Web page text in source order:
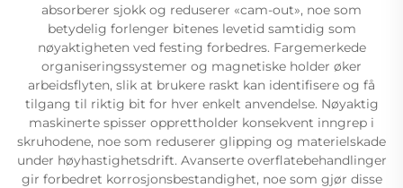
absorberer sjokk og reduserer «cam-out», noe som
betydelig forlenger bitenes levetid samtidig som
nøyaktigheten ved festing forbedres. Fargemerkede
organiseringssystemer og magnetiske holder øker
arbeidsflyten, slik at brukere raskt kan identifisere og få
tilgang til riktig bit for hver enkelt anvendelse. Nøyaktig
maskinerte spisser opprettholder konsekvent inngrep i
skruhodene, noe som reduserer glipping og materielskade
under høyhastighetsdrift. Avanserte overflatebehandlinger
gir forbedret korrosjonsbestandighet, noe som gjør disse